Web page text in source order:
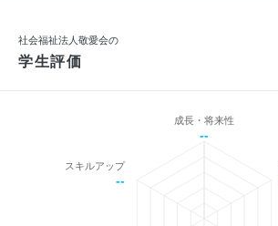
社会福祉法人敬愛会の
学生評価
成長・将来性
--
スキルアップ
--